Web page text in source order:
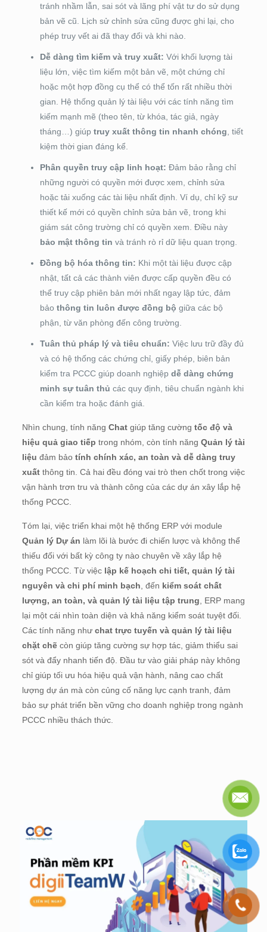
tránh nhầm lẫn, sai sót và lãng phí vật tư do sử dụng
bản vẽ cũ. Lịch sử chỉnh sửa cũng được ghi lại, cho
phép truy vết ai đã thay đổi và khi nào.
Dễ dàng tìm kiếm và truy xuất: Với khối lượng tài
liệu lớn, việc tìm kiếm một bản vẽ, một chứng chỉ
hoặc một hợp đồng cụ thể có thể tốn rất nhiều thời
gian. Hệ thống quản lý tài liệu với các tính năng tìm
kiếm mạnh mẽ (theo tên, từ khóa, tác giả, ngày
tháng…) giúp truy xuất thông tin nhanh chóng , tiết
kiệm thời gian đáng kể.
Phân quyền truy cập linh hoạt: Đảm bảo rằng chỉ
những người có quyền mới được xem, chỉnh sửa
hoặc tải xuống các tài liệu nhất định. Ví dụ, chỉ kỹ sư
thiết kế mới có quyền chỉnh sửa bản vẽ, trong khi
giám sát công trường chỉ có quyền xem. Điều này
bảo mật thông tin và tránh rò rỉ dữ liệu quan trọng.
Đồng bộ hóa thông tin: Khi một tài liệu được cập
nhật, tất cả các thành viên được cấp quyền đều có
thể truy cập phiên bản mới nhất ngay lập tức, đảm
bảo thông tin luôn được đồng bộ giữa các bộ
phận, từ văn phòng đến công trường.
Tuân thủ pháp lý và tiêu chuẩn: Việc lưu trữ đầy đủ
và có hệ thống các chứng chỉ, giấy phép, biên bản
kiểm tra PCCC giúp doanh nghiệp dễ dàng chứng
minh sự tuân thủ các quy định, tiêu chuẩn ngành khi
cần kiểm tra hoặc đánh giá.
Nhìn chung, tính năng Chatgiúp tăng cường tốc độ và
hiệu quả giao tiếp trong nhóm, còn tính năng Quản lý tài
liệu đảm bảo tính chính xác, an toàn và dễ dàng truy
xuấtthông tin. Cả hai đều đóng vai trò then chốt trong việc
vận hành trơn tru và thành công của các dự án xây lắp hệ
thống PCCC.
Tóm lại, việc triển khai một hệ thống ERP với module
Quản lý Dự án làm lõi là bước đi chiến lược và không thể
thiếu đối với bất kỳ công ty nào chuyên về xây lắp hệ
thống PCCC. Từ việc lập kế hoạch chi tiết, quản lý tài
nguyên và chi phí minh bạch , đến kiểm soát chất
lượng, an toàn, và quản lý tài liệu tập trung , ERP mang
lại một cái nhìn toàn diện và khả năng kiểm soát tuyệt đối.
Các tính năng như chat trực tuyến và quản lý tài liệu
chặt chẽcòn giúp tăng cường sự hợp tác, giảm thiểu sai
sót và đẩy nhanh tiến độ. Đầu tư vào giải pháp này không
chỉ giúp tối ưu hóa hiệu quả vận hành, nâng cao chất
lượng dự án mà còn củng cố năng lực cạnh tranh, đảm
bảo sự phát triển bền vững cho doanh nghiệp trong ngành
PCCC nhiều thách thức.